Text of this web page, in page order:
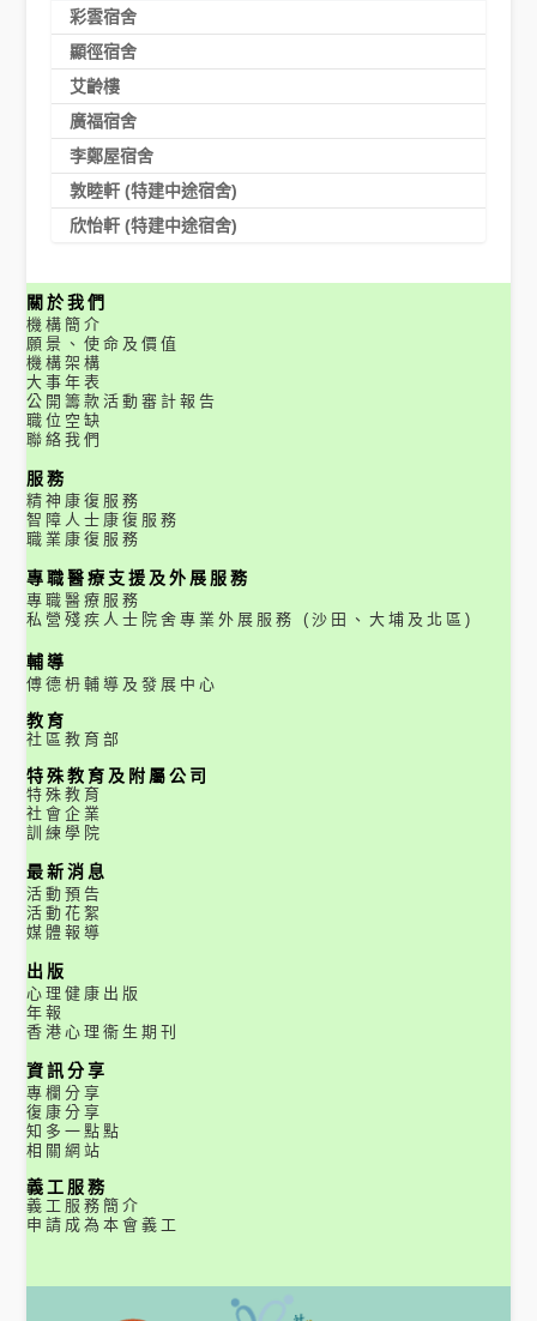
彩雲宿舍
顯徑宿舍
艾齡樓
廣福宿舍
李鄭屋宿舍
敦睦軒 (特建中途宿舍)
欣怡軒 (特建中途宿舍)
關於我們
機構簡介
願景、使命及價值
機構架構
大事年表
公開籌款活動審計報告
職位空缺
聯絡我們
服務
精神康復服務
智障人士康復服務
職業康復服務
專職醫療支援及外展服務
專職醫療服務
私營殘疾人士院舍專業外展服務 (沙田、大埔及北區)
輔導
傅德枬輔導及發展中心
教育
社區教育部
特殊教育及附屬公司
特殊教育
社會企業
訓練學院
最新消息
活動預告
活動花絮
媒體報導
出版
心理健康出版
年報
香港心理衞生期刊
資訊分享
專欄分享
復康分享
知多一點點
相關網站
義工服務
義工服務簡介
申請成為本會義工